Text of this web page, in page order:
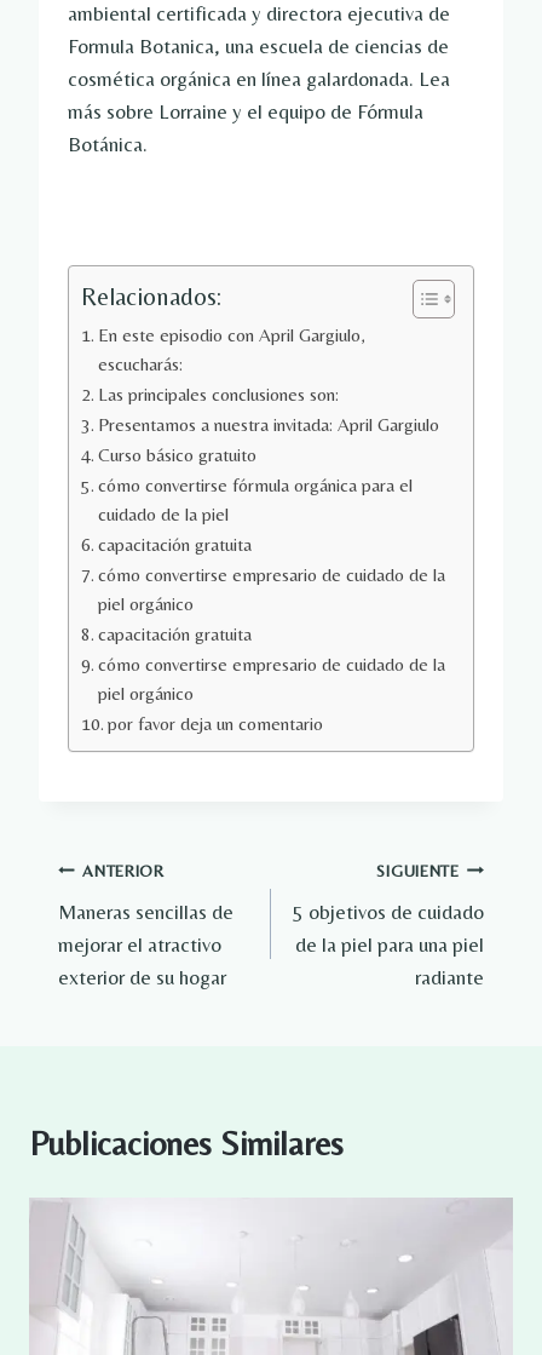
ambiental certificada y directora ejecutiva de
Formula Botanica, una escuela de ciencias de
cosmética orgánica en línea galardonada. Lea
más sobre Lorraine y el equipo de Fórmula
Botánica.
Relacionados:
En este episodio con April Gargiulo,
escucharás:
Las principales conclusiones son:
Presentamos a nuestra invitada: April Gargiulo
Curso básico gratuito
cómo convertirse fórmula orgánica para el
cuidado de la piel
capacitación gratuita
cómo convertirse empresario de cuidado de la
piel orgánico
capacitación gratuita
cómo convertirse empresario de cuidado de la
piel orgánico
por favor deja un comentario
Navegación
de
entradas
ANTERIOR
Maneras sencillas de
mejorar el atractivo
exterior de su hogar
SIGUIENTE
5 objetivos de cuidado
de la piel para una piel
radiante
Publicaciones Similares